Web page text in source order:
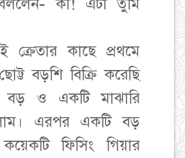
কী! এটা তুমি
কাছে প্রথমে
বড়শি বিক্রি করেছি
ও একটি মাঝারি
এরপর একটি বড়
ফিসিং গিয়ার